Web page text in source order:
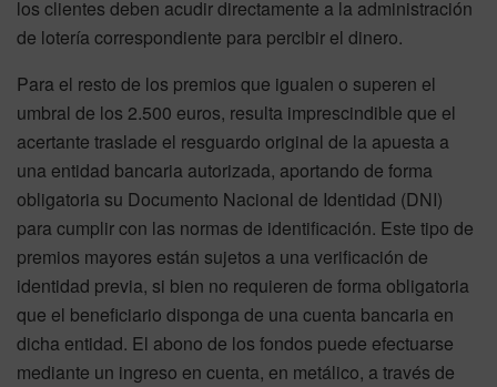
los clientes deben acudir directamente a la administración
de lotería correspondiente para percibir el dinero.
Para el resto de los premios que igualen o superen el
umbral de los 2.500 euros, resulta imprescindible que el
acertante traslade el resguardo original de la apuesta a
una entidad bancaria autorizada, aportando de forma
obligatoria su Documento Nacional de Identidad (DNI)
para cumplir con las normas de identificación. Este tipo de
premios mayores están sujetos a una verificación de
identidad previa, si bien no requieren de forma obligatoria
que el beneficiario disponga de una cuenta bancaria en
dicha entidad. El abono de los fondos puede efectuarse
mediante un ingreso en cuenta, en metálico, a través de